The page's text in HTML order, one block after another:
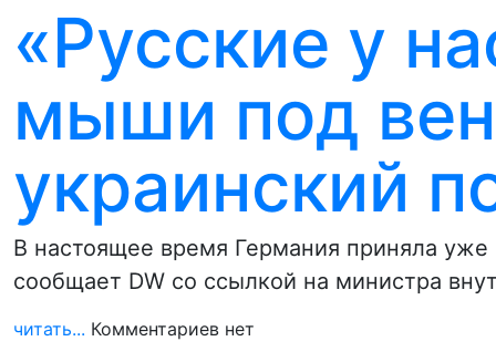
«Русские у
мыши под
украинский
В настоящее время Германия приняла
сообщает DW со ссылкой на министра
читать... Комментариев нет